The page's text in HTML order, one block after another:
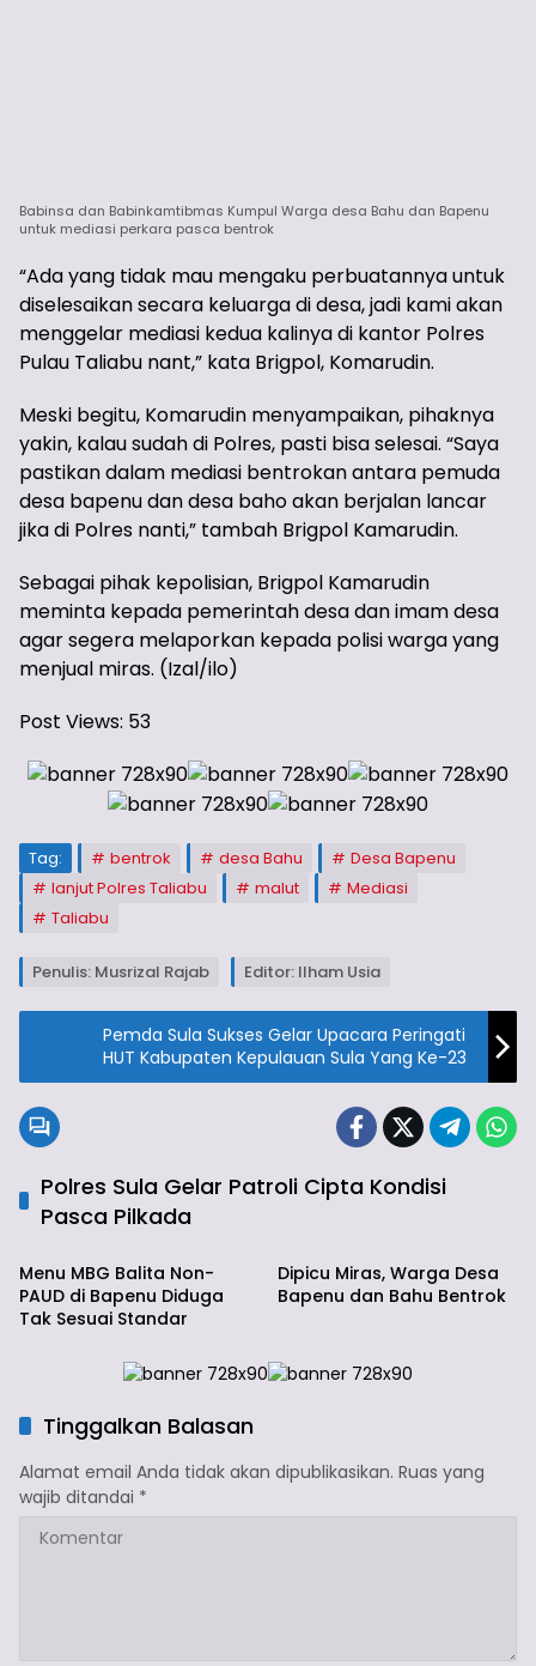
Babinsa dan Babinkamtibmas Kumpul Warga desa Bahu dan Bapenu
untuk mediasi perkara pasca bentrok
“Ada yang tidak mau mengaku perbuatannya untuk
diselesaikan secara keluarga di desa, jadi kami akan
menggelar mediasi kedua kalinya di kantor Polres
Pulau Taliabu nant,” kata Brigpol, Komarudin.
Meski begitu, Komarudin menyampaikan, pihaknya
yakin, kalau sudah di Polres, pasti bisa selesai. “Saya
pastikan dalam mediasi bentrokan antara pemuda
desa bapenu dan desa baho akan berjalan lancar
jika di Polres nanti,” tambah Brigpol Kamarudin.
Sebagai pihak kepolisian, Brigpol Kamarudin
meminta kepada pemerintah desa dan imam desa
agar segera melaporkan kepada polisi warga yang
menjual miras. (Izal/ilo)
Post Views: 53
Tag: bentrok desa Bahu
Desa Bapenu
lanjut Polres Taliabu
malut
Mediasi
Taliabu
Penulis: Musrizal Rajab Editor: Ilham Usia
Pemda Sula Sukses Gelar Upacara Peringati
HUT Kabupaten Kepulauan Sula Yang Ke-23
Polres Sula Gelar Patroli Cipta Kondisi
Pasca Pilkada
Info Taliabu
Menu MBG Balita Non-
PAUD di Bapenu Diduga
Tak Sesuai Standar
Dipicu Miras, Warga Desa
Bapenu dan Bahu Bentrok
Tinggalkan Balasan
Alamat email Anda tidak akan dipublikasikan. Ruas yang
wajib ditandai *